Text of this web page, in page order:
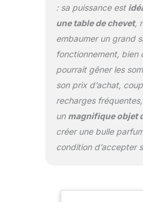
: sa puissance est
une table de chevet,
embaumer un grand
fonctionnement, bien
pourrait gêner les
son prix d’achat,
recharges
un magnifique objet
créer une bulle
condition d’accepter